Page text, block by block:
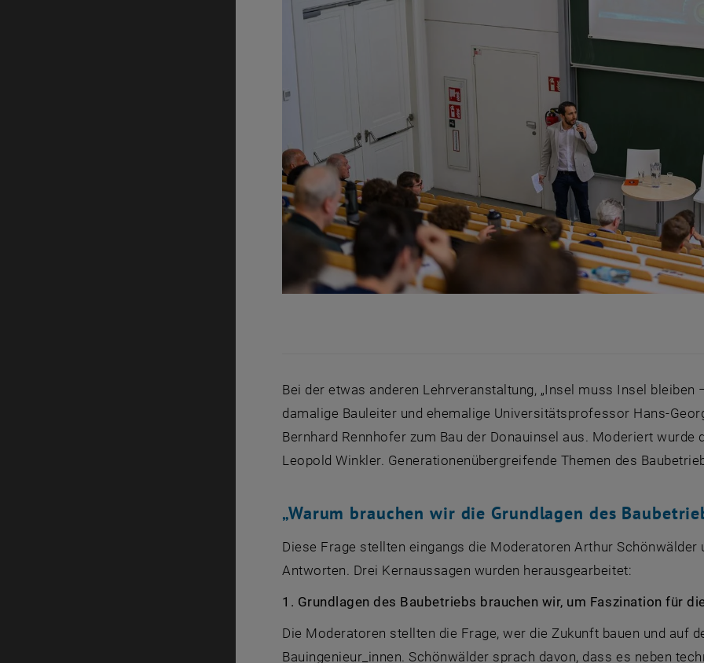
Bei der etwas anderen Lehrveranstaltung, „Insel muss Insel
damalige Bauleiter und ehemalige Universitätsprofessor Hans-
Bernhard Rennhofer zum Bau der Donauinsel aus. Moderiert
Leopold Winkler. Generationenübergreifende Themen des
„Warum brauchen wir die Grundlagen des
Diese Frage stellten eingangs die Moderatoren Arthur
Antworten. Drei Kernaussagen wurden herausgearbeitet:
1. Grundlagen des Baubetriebs brauchen wir, um Faszination für
Die Moderatoren stellten die Frage, wer die Zukunft bauen und auf
Bauingenieur_innen. Schönwälder sprach davon, dass es neben